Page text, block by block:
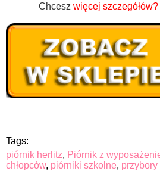
Chcesz więcej szczegółów?
Tags:
piórnik herlitz, Piórnik z
chłopców, piórniki szkolne,